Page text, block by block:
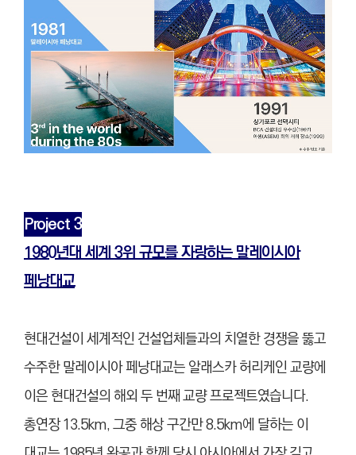
Project 3
1980년대 세계 3위 규모를 자랑하는 말레이시아
페낭대교
현대건설이 세계적인 건설업체들과의 치열한 경쟁을 뚫고
수주한 말레이시아 페낭대교는 알래스카 허리케인 교량에
이은 현대건설의 해외 두 번째 교량 프로젝트였습니다.
총연장 13.5km, 그중 해상 구간만 8.5km에 달하는 이